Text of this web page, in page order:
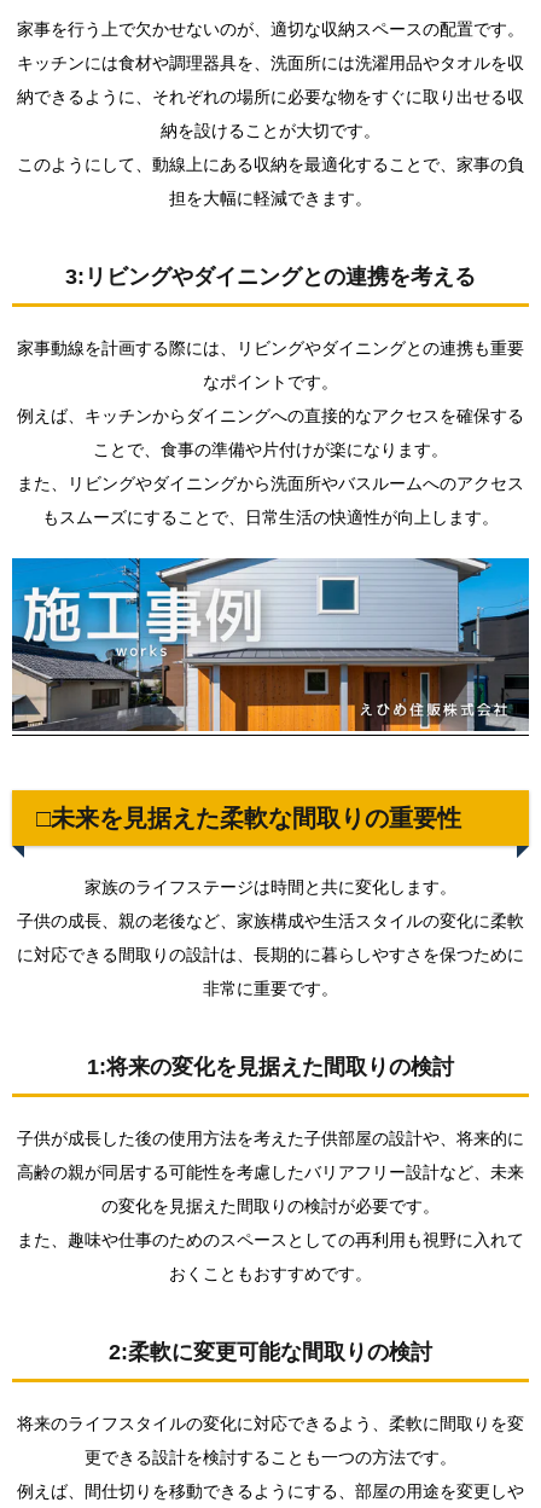
る
2.
□未
えた
柔軟
2.1.
の変化
取りの
2.2.
に変更
間取り
の検討
3:多世
代共生
を考慮
した間
取り
□ま
とめ
家事を行う上で欠かせないのが、適切な収納スペースの配置です。
キッチンには食材や調理器具を、洗面所には洗濯用品やタオルを収
納できるように、それぞれの場所に必要な物をすぐに取り出せる収
納を設けることが大切です。
このようにして、動線上にある収納を最適化することで、家事の負
担を大幅に軽減できます。
3:リビングやダイニングとの連携を考える
家事動線を計画する際には、リビングやダイニングとの連携も重要
なポイントです。
例えば、キッチンからダイニングへの直接的なアクセスを確保する
ことで、食事の準備や片付けが楽になります。
また、リビングやダイニングから洗面所やバスルームへのアクセス
もスムーズにすることで、日常生活の快適性が向上します。
□未来を見据えた柔軟な間取りの重要性
家族のライフステージは時間と共に変化します。
子供の成長、親の老後など、家族構成や生活スタイルの変化に柔軟
に対応できる間取りの設計は、長期的に暮らしやすさを保つために
非常に重要です。
1:将来の変化を見据えた間取りの検討
子供が成長した後の使用方法を考えた子供部屋の設計や、将来的に
高齢の親が同居する可能性を考慮したバリアフリー設計など、未来
の変化を見据えた間取りの検討が必要です。
また、趣味や仕事のためのスペースとしての再利用も視野に入れて
おくこともおすすめです。
2:柔軟に変更可能な間取りの検討
将来のライフスタイルの変化に対応できるよう、柔軟に間取りを変
更できる設計を検討することも一つの方法です。
例えば、間仕切りを移動できるようにする、部屋の用途を変更しや